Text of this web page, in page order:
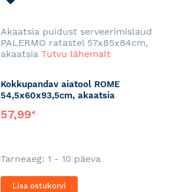
Akaatsia puidust serveerimislaud
PALERMO ratastel 57x85x84cm,
akaatsia Tutvu lähemalt
Kokkupandav aiatool ROME
54,5x60x93,5cm, akaatsia
57,99€
Tarneaeg: 1 - 10 päeva
Lisa ostukorvi